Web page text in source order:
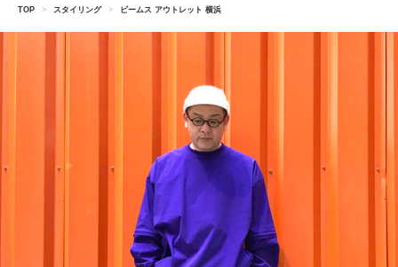
TOP > スタイリング > ビームス アウトレット 横浜